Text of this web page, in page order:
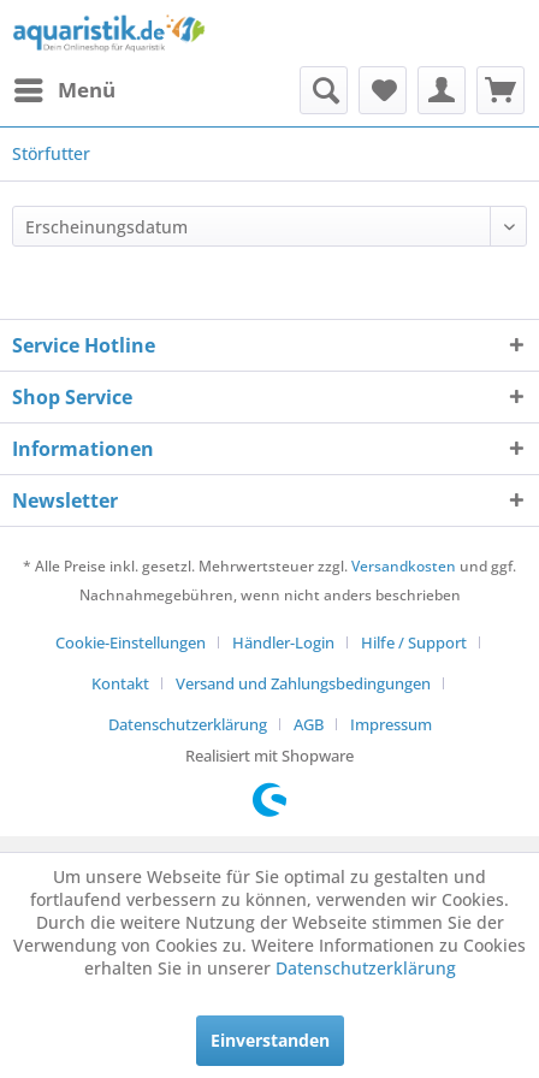
Menü
Störfutter
Service Hotline
Shop Service
Informationen
Newsletter
* Alle Preise inkl. gesetzl. Mehrwertsteuer zzgl.Versandkosten und ggf.
Nachnahmegebühren, wenn nicht anders beschrieben
Cookie-Einstellungen Händler-Login
Hilfe / Support
Kontakt
Versand und Zahlungsbedingungen
Datenschutzerklärung
AGB
Impressum
Realisiert mit Shopware
Um unsere Webseite für Sie optimal zu gestalten und
fortlaufend verbessern zu können, verwenden wir Cookies.
Durch die weitere Nutzung der Webseite stimmen Sie der
Verwendung von Cookies zu. Weitere Informationen zu Cookies
erhalten Sie in unserer Datenschutzerklärung
Einverstanden